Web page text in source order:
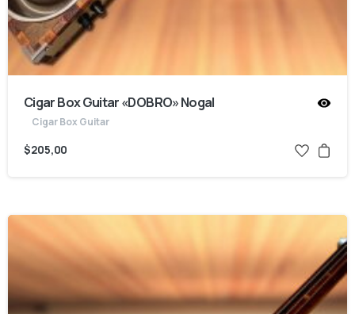
Cigar Box Guitar «DOBRO» Nogal
Cigar Box Guitar
$205,00